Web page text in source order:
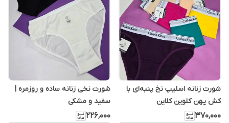
شورت زنانه اسلیپ نخ پنبه‌ای با
کش پهن کلوین کلاین
۳۷۰٬۰۰۰
شورت نخی زنانه ساده و روزمره |
سفید و مشکی
۲۲۶٬۰۰۰